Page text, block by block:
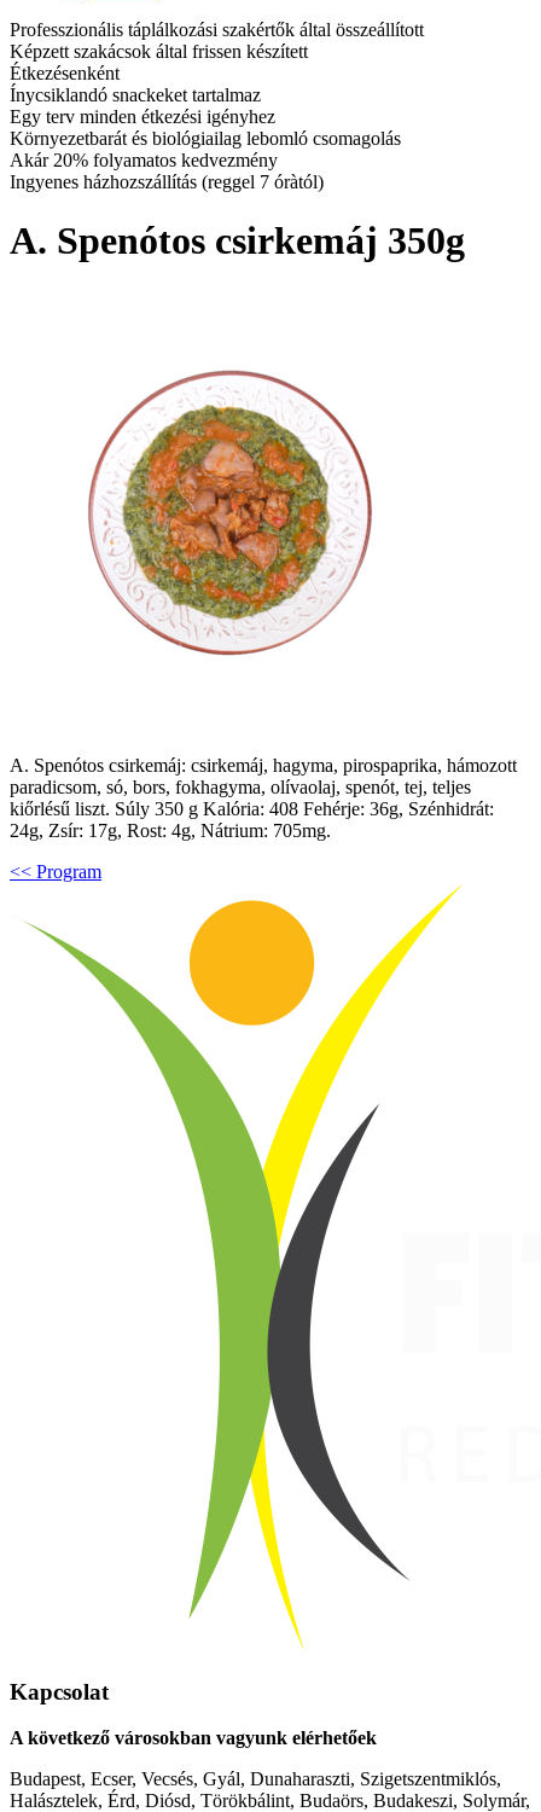
Professzionális táplálkozási szakértők által összeállított
Képzett szakácsok által frissen készített
Étkezésenként
Ínycsiklandó snackeket tartalmaz
Egy terv minden étkezési igényhez
Környezetbarát és biológiailag lebomló csomagolás
Akár 20% folyamatos kedvezmény
Ingyenes házhozszállítás (reggel 7 óràtól)
A. Spenótos csirkemáj 350g
A. Spenótos csirkemáj: csirkemáj, hagyma, pirospaprika, hámozott
paradicsom, só, bors, fokhagyma, olívaolaj, spenót, tej, teljes
kiőrlésű liszt. Súly 350 g Kalória: 408 Fehérje: 36g, Szénhidrát:
24g, Zsír: 17g, Rost: 4g, Nátrium: 705mg.
<< Program
Kapcsolat
A következő városokban vagyunk elérhetőek
Budapest, Ecser, Vecsés, Gyál, Dunaharaszti, Szigetszentmiklós,
Halásztelek, Érd, Diósd, Törökbálint, Budaörs, Budakeszi, Solymár,